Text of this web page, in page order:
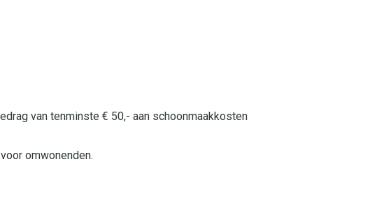
van tenminste € 50,- aan schoonmaakkosten
omwonenden.